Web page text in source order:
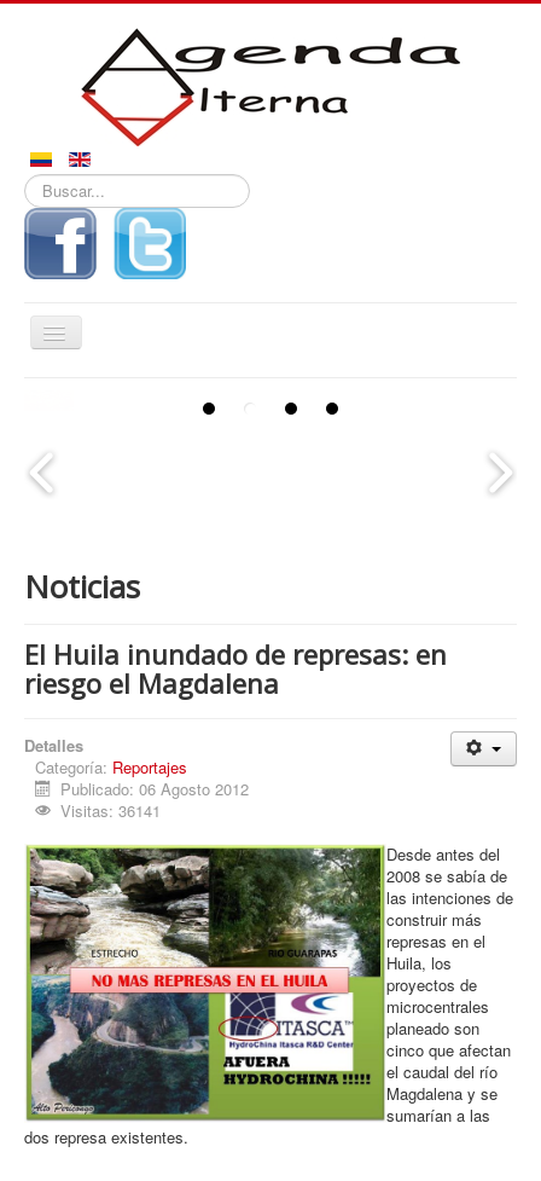
Buscar...
Alternar
navegación
Derechos
Cultura
Región
Multimedia
personadas
desaparecid
Noticias
El Huila inundado de represas: en
riesgo el Magdalena
Detalles
Categoría: Reportajes
Publicado: 06 Agosto 2012
Visitas: 36141
Desde antes del
2008 se sabía de
las intenciones de
construir más
represas en el
Huila, los
proyectos de
microcentrales
planeado son
cinco que afectan
el caudal del río
Magdalena y se
sumarían a las
dos represa existentes.